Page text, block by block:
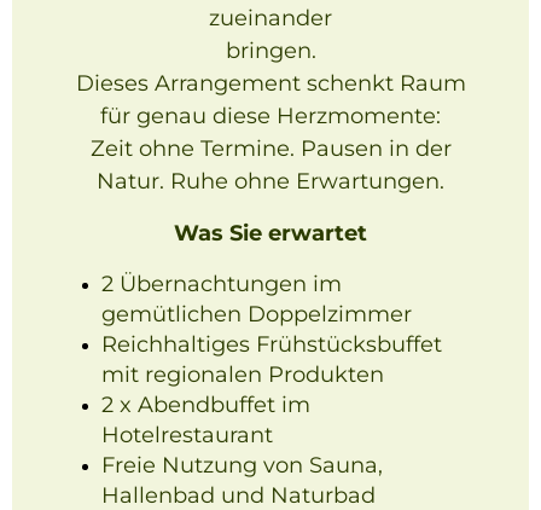
zueinander
bringen.
Dieses Arrangement schenkt Raum
für genau diese Herzmomente:
Zeit ohne Termine. Pausen in der
Natur. Ruhe ohne Erwartungen.
Was Sie erwartet
2 Übernachtungen im
gemütlichen Doppelzimmer
Reichhaltiges Frühstücksbuffet
mit regionalen Produkten
2 x Abendbuffet im
Hotelrestaurant
Freie Nutzung von Sauna,
Hallenbad und Naturbad